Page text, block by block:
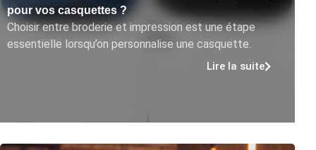
pour vos casquettes ?
Choisir entre broderie et impression est une étape
essentielle lorsqu’on personnalise une casquette.
Lire la suite